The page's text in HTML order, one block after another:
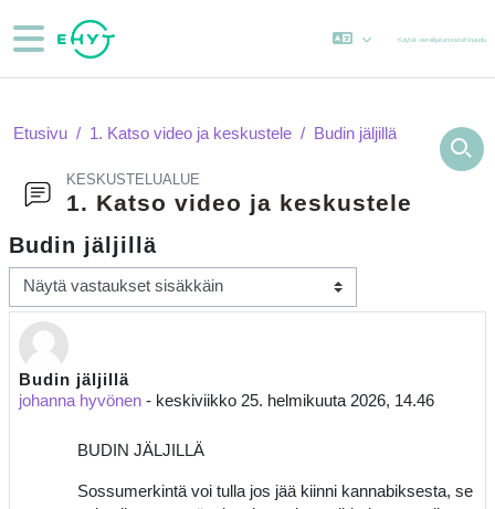
Sivupaneeli
Käytät vierailijatunnustaKirjaudu
Etusivu 1. Katso video ja keskustele Budin jäljillä
KESKUSTELUALUE
1. Katso video ja keskustele
Budin jäljillä
Näytön tila
Budin jäljillä
johanna hyvönen - keskiviikko 25. helmikuuta 2026, 14.46
Vastausten määrä: 0
BUDIN JÄLJILLÄ
Sossumerkintä voi tulla jos jää kiinni kannabiksesta, se